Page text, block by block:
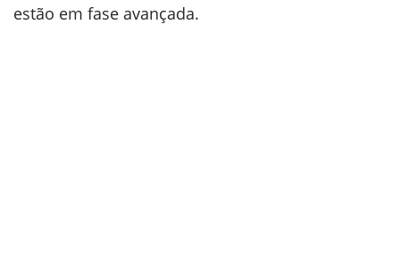
estão em fase avançada.